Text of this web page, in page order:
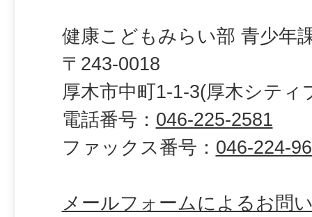
健康こどもみらい部 青少年
〒243-0018
厚木市中町1-1-3(厚木シティ
電話番号： 046-225-2581
ファックス番号： 046-224-
メールフォームによるお問